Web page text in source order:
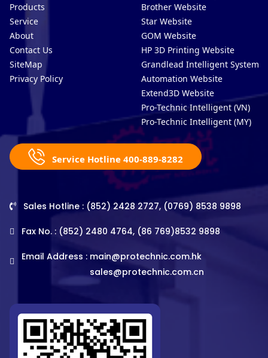
Products
Service
About
Contact Us
SiteMap
Privacy Policy
Brother Website
Star Website
GOM Website
HP 3D Printing Website
Grandlead Intelligent Systems
Automation Website
Extend3D Website
Pro-Technic Intelligent (VN)
Pro-Technic Intelligent (MY)
Service Hotline 400-889-8282
Sales Hotline : (852) 2428 2727, (0769) 8538 9898
Fax No. : (852) 2480 4764, (86 769)8532 9898
Email Address : main@protechnic.com.hk
sales@protechnic.com.cn